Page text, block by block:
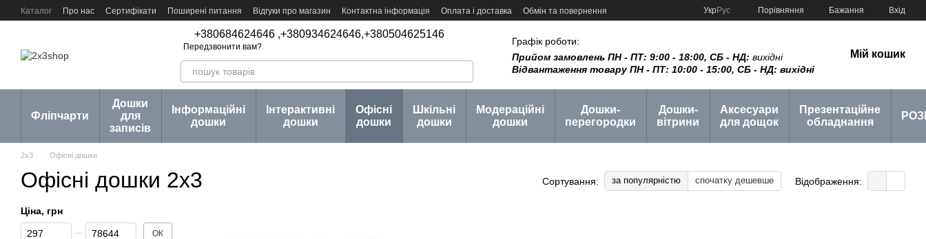
Перейти до основного контенту
Каталог Про нас Сертифікати Поширені питання Відгуки про магазин Контактна інформація Оплата і доставка
Обмін та повернення
УкрРус Порівняння Бажання Вхід
+380684624646 ,+380934624646,+380504625146
Передзвонити вам?
Графік роботи:
Прийом замовлень ПН - ПТ: 9:00 - 18:00, СБ - НД: вихідні
Відвантаження товару ПН - ПТ: 10:00 - 15:00, СБ - НД: вихідні
Мій кошик
Фліпчарти
Дошки
для
записів
Інформаційні
дошки
Інтерактивні
дошки
Офісні
дошки
Шкільні
дошки
Модераційні
дошки
Дошки-
перегородки
Дошки-
вітрини
Аксесуари
для дощок
Презентаційне
обладнання
2х3 Офісні дошки
Офісні дошки 2х3 Сортування: за популярністю спочатку дешевше Відображення:
Ціна, грн
Від Ціна, грн
До Ціна, грн ОК